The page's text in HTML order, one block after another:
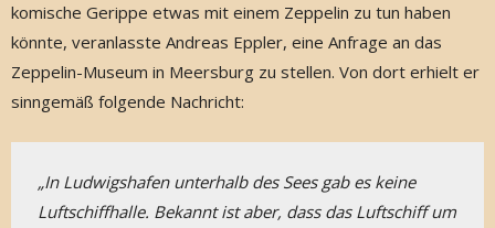
komische Gerippe etwas mit einem Zeppelin zu tun haben
könnte, veranlasste Andreas Eppler, eine Anfrage an das
Zeppelin-Museum in Meersburg zu stellen. Von dort erhielt er
sinngemäß folgende Nachricht:
„In Ludwigshafen unterhalb des Sees gab es keine
Luftschiffhalle. Bekannt ist aber, dass das Luftschiff um